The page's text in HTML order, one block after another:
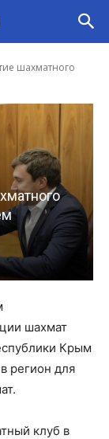
шахматного
шахмат
Крым
регион для
клуб в